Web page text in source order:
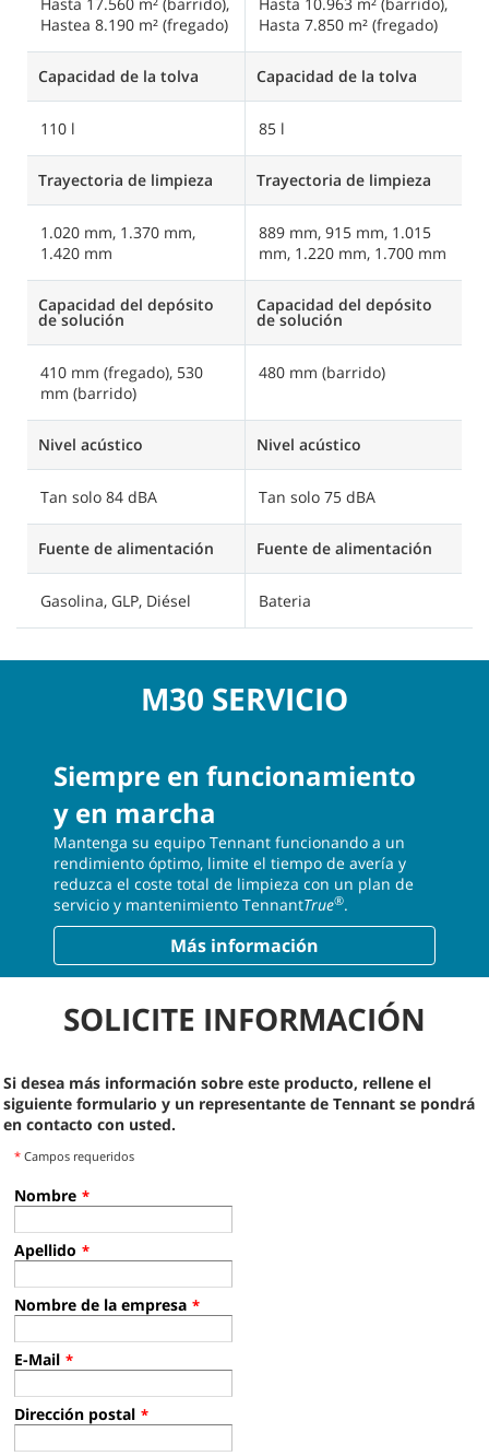
Hasta 17.560 m² (barrido),
Hastea 8.190 m² (fregado)
Capacidad de la tolva
110 l
Trayectoria de limpieza
1.020 mm, 1.370 mm,
1.420 mm
Capacidad del depósito
de solución
410 mm (fregado), 530
mm (barrido)
Nivel acústico
Tan solo 84 dBA
Fuente de alimentación
Gasolina, GLP, Diésel
Hasta 10.963 m² (barrido),
Hasta 7.850 m² (fregado)
Capacidad de la tolva
85 l
Trayectoria de limpieza
889 mm, 915 mm, 1.015
mm, 1.220 mm, 1.700 mm
Capacidad del depósito
de solución
480 mm (barrido)
Nivel acústico
Tan solo 75 dBA
Fuente de alimentación
Bateria
M30 SERVICIO
Siempre en funcionamiento
y en marcha
Mantenga su equipo Tennant funcionando a un
rendimiento óptimo, limite el tiempo de avería y
reduzca el coste total de limpieza con un plan de
servicio y mantenimiento TennantTrue®.
Más información
SOLICITE INFORMACIÓN
Si desea más información sobre este producto, rellene el
siguiente formulario y un representante de Tennant se pondrá
en contacto con usted.
* Campos requeridos
Nombre *
Apellido *
Nombre de la empresa *
E-Mail *
Dirección postal *